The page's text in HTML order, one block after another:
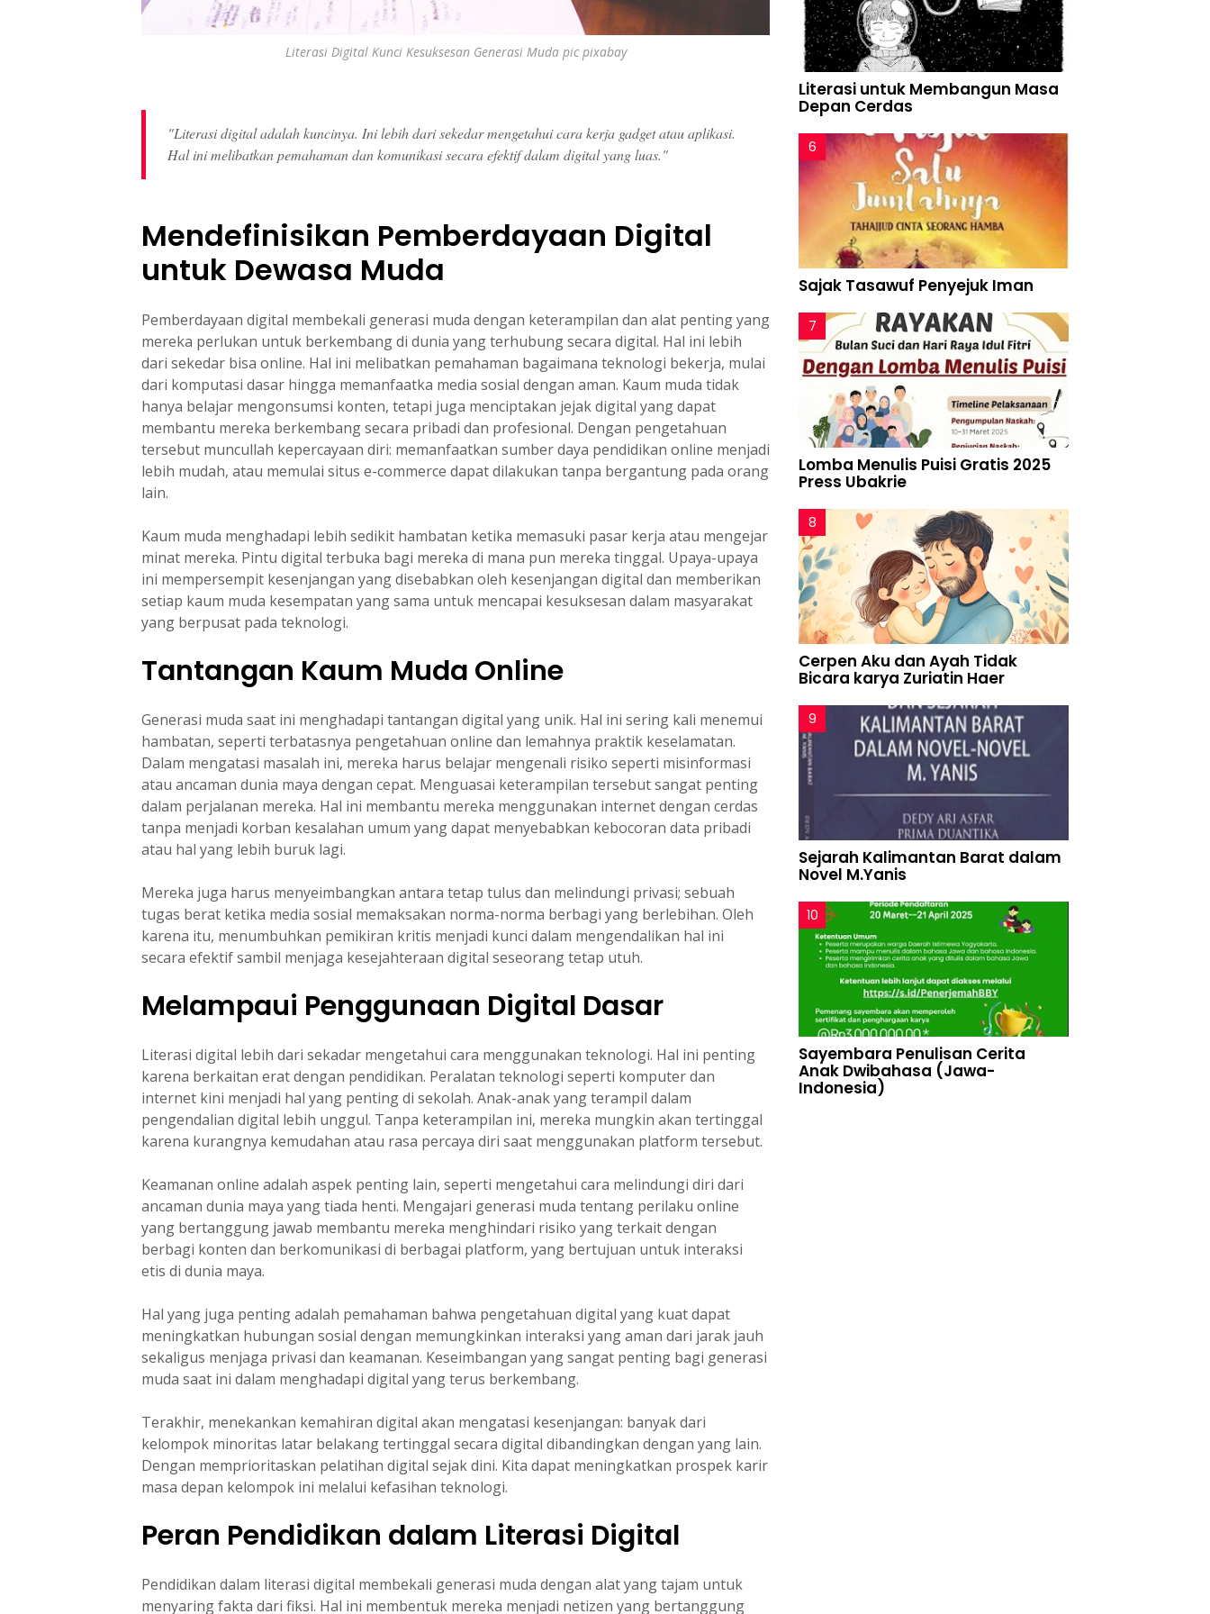
Literasi Digital Kunci Kesuksesan Generasi Muda pic pixabay
"Literasi digital adalah kuncinya. Ini lebih dari sekedar mengetahui cara kerja gadget atau aplikasi.
Hal ini melibatkan pemahaman dan komunikasi secara efektif dalam digital yang luas."
Mendefinisikan Pemberdayaan Digital
untuk Dewasa Muda
Pemberdayaan digital membekali generasi muda dengan keterampilan dan alat penting yang
mereka perlukan untuk berkembang di dunia yang terhubung secara digital. Hal ini lebih
dari sekedar bisa online. Hal ini melibatkan pemahaman bagaimana teknologi bekerja, mulai
dari komputasi dasar hingga memanfaatka media sosial dengan aman. Kaum muda tidak
hanya belajar mengonsumsi konten, tetapi juga menciptakan jejak digital yang dapat
membantu mereka berkembang secara pribadi dan profesional. Dengan pengetahuan
tersebut muncullah kepercayaan diri: memanfaatkan sumber daya pendidikan online menjadi
lebih mudah, atau memulai situs e-commerce dapat dilakukan tanpa bergantung pada orang
lain.
Kaum muda menghadapi lebih sedikit hambatan ketika memasuki pasar kerja atau mengejar
minat mereka. Pintu digital terbuka bagi mereka di mana pun mereka tinggal. Upaya-upaya
ini mempersempit kesenjangan yang disebabkan oleh kesenjangan digital dan memberikan
setiap kaum muda kesempatan yang sama untuk mencapai kesuksesan dalam masyarakat
yang berpusat pada teknologi.
Tantangan Kaum Muda Online
Generasi muda saat ini menghadapi tantangan digital yang unik. Hal ini sering kali menemui
hambatan, seperti terbatasnya pengetahuan online dan lemahnya praktik keselamatan.
Dalam mengatasi masalah ini, mereka harus belajar mengenali risiko seperti misinformasi
atau ancaman dunia maya dengan cepat. Menguasai keterampilan tersebut sangat penting
dalam perjalanan mereka. Hal ini membantu mereka menggunakan internet dengan cerdas
tanpa menjadi korban kesalahan umum yang dapat menyebabkan kebocoran data pribadi
atau hal yang lebih buruk lagi.
Mereka juga harus menyeimbangkan antara tetap tulus dan melindungi privasi; sebuah
tugas berat ketika media sosial memaksakan norma-norma berbagi yang berlebihan. Oleh
karena itu, menumbuhkan pemikiran kritis menjadi kunci dalam mengendalikan hal ini
secara efektif sambil menjaga kesejahteraan digital seseorang tetap utuh.
Melampaui Penggunaan Digital Dasar
Literasi digital lebih dari sekadar mengetahui cara menggunakan teknologi. Hal ini penting
karena berkaitan erat dengan pendidikan. Peralatan teknologi seperti komputer dan
internet kini menjadi hal yang penting di sekolah. Anak-anak yang terampil dalam
pengendalian digital lebih unggul. Tanpa keterampilan ini, mereka mungkin akan tertinggal
karena kurangnya kemudahan atau rasa percaya diri saat menggunakan platform tersebut.
Keamanan online adalah aspek penting lain, seperti mengetahui cara melindungi diri dari
ancaman dunia maya yang tiada henti. Mengajari generasi muda tentang perilaku online
yang bertanggung jawab membantu mereka menghindari risiko yang terkait dengan
berbagi konten dan berkomunikasi di berbagai platform, yang bertujuan untuk interaksi
etis di dunia maya.
Hal yang juga penting adalah pemahaman bahwa pengetahuan digital yang kuat dapat
meningkatkan hubungan sosial dengan memungkinkan interaksi yang aman dari jarak jauh
sekaligus menjaga privasi dan keamanan. Keseimbangan yang sangat penting bagi generasi
muda saat ini dalam menghadapi digital yang terus berkembang.
Terakhir, menekankan kemahiran digital akan mengatasi kesenjangan: banyak dari
kelompok minoritas latar belakang tertinggal secara digital dibandingkan dengan yang lain.
Dengan memprioritaskan pelatihan digital sejak dini. Kita dapat meningkatkan prospek karir
masa depan kelompok ini melalui kefasihan teknologi.
Peran Pendidikan dalam Literasi Digital
Pendidikan dalam literasi digital membekali generasi muda dengan alat yang tajam untuk
menyaring fakta dari fiksi. Hal ini membentuk mereka menjadi netizen yang bertanggung
Literasi untuk Membangun Masa
Depan Cerdas
Sajak Tasawuf Penyejuk Iman
Lomba Menulis Puisi Gratis 2025
Press Ubakrie
Cerpen Aku dan Ayah Tidak
Bicara karya Zuriatin Haer
Sejarah Kalimantan Barat dalam
Novel M.Yanis
Sayembara Penulisan Cerita
Anak Dwibahasa (Jawa-
Indonesia)